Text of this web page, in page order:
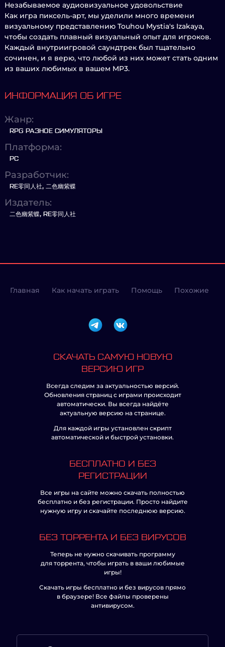
Незабываемое аудиовизуальное удовольствие
Как игра пиксель-арт, мы уделили много времени
визуальному представлению Touhou Mystia's Izakaya,
чтобы создать плавный визуальный опыт для игроков.
Каждый внутриигровой саундтрек был тщательно
сочинен, и я верю, что любой из них может стать одним
из ваших любимых в вашем MP3.
ИНФОРМАЦИЯ ОБ ИГРЕ
Жанр:
RPG РАЗНОЕ СИМУЛЯТОРЫ
Платформа:
PC
Разработчик:
RE零同人社, 二色幽紫蝶
Издатель:
二色幽紫蝶, RE零同人社
Главная Как начать играть Помощь Похожие
СКАЧАТЬ САМУЮ НОВУЮ
ВЕРСИЮ ИГР
Всегда следим за актуальностью версий.
Обновления страниц с играми происходит
автоматически. Вы всегда найдёте
актуальную версию на странице.
Для каждой игры установлен скрипт
автоматической и быстрой установки.
БЕСПЛАТНО И БЕЗ
РЕГИСТРАЦИИ
Все игры на сайте можно скачать полностью
бесплатно и без регистрации. Просто найдите
нужную игру и скачайте последнюю версию.
БЕЗ ТОРРЕНТА И БЕЗ ВИРУСОВ
Теперь не нужно скачивать программу
для торрента, чтобы играть в ваши любимые
игры!
Скачать игры бесплатно и без вирусов прямо
в браузере! Все файлы проверены
антивирусом.